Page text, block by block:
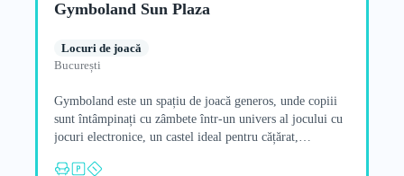
Gymboland Sun Plaza
Locuri de joacă
București
Gymboland este un spațiu de joacă generos, unde copiii
sunt întâmpinați cu zâmbete într-un univers al jocului cu
jocuri electronice, un castel ideal pentru cățărat,